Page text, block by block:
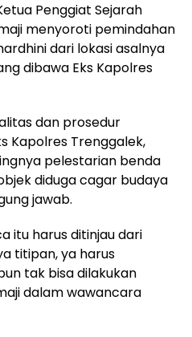
Penggiat Sejarah
menyoroti pemindahan
dari lokasi asalnya
dibawa Eks Kapolres
dan prosedur
Kapolres Trenggalek,
pelestarian benda
diduga cagar budaya
jawab.
itu harus ditinjau dari
titipan, ya harus
tak bisa dilakukan
dalam wawancara